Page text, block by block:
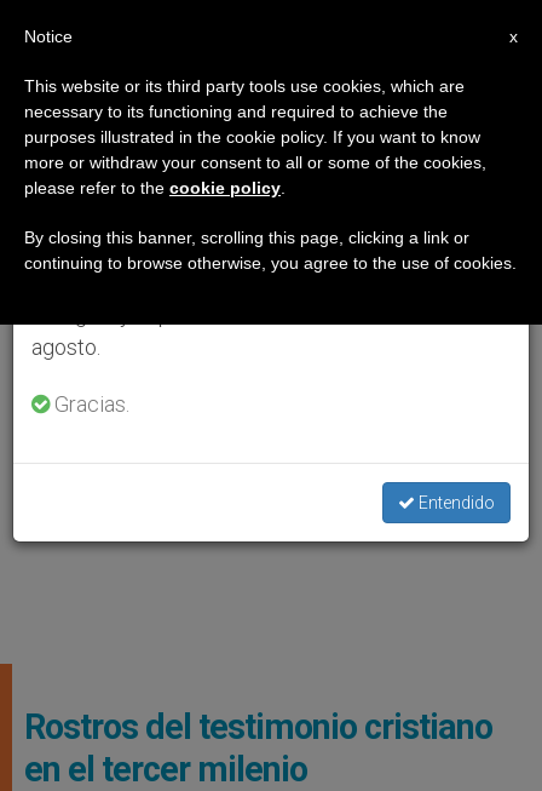
Rostros del testimonio cristiano
en el tercer milenio
×
Aviso importante
Del 27 de julio al 7 de agosto haremos la pausa
anual, aprovechando que en el periodo de verano
se generan menos informaciones y también el
agosto.
Gracias.
Entendido
x
Notice
This website or its third party tools use cookies, which are
necessary to its functioning and required to achieve the
purposes illustrated in the cookie policy. If you want to know
more or withdraw your consent to all or some of the cookies,
please refer to the cookie policy
By closing this banner, scrolling this page, clicking a link or
continuing to browse otherwise, you agree to the use of cookies.